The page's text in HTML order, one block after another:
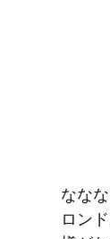
なな
ロン